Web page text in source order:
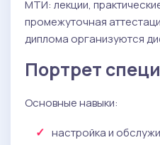
МТИ: лекции,
промежуточная
диплома организуются
Портрет
Основные навыки:
настройка и